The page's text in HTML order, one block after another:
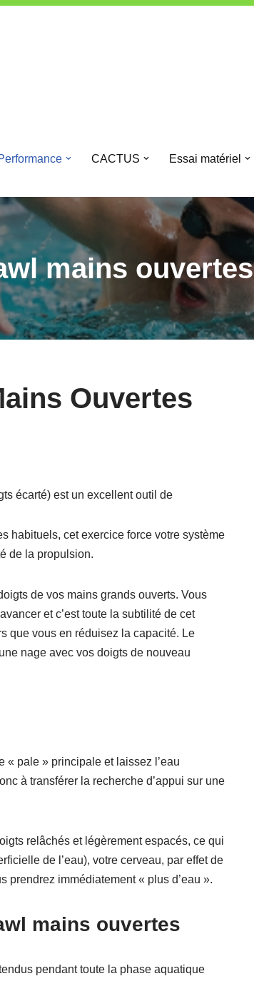
CACTUS Essai matériel
mains ouvertes
Ouvertes
écarté) est un excellent outil de
habituels, cet exercice force votre système
de la propulsion.
de vos mains grands ouverts. Vous
et c’est toute la subtilité de cet
que vous en réduisez la capacité. Le
nage avec vos doigts de nouveau
« pale » principale et laissez l’eau
à transférer la recherche d’appui sur une
relâchés et légèrement espacés, ce qui
de l’eau), votre cerveau, par effet de
prendrez immédiatement « plus d’eau ».
mains ouvertes
pendant toute la phase aquatique